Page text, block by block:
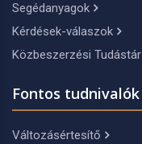
Segédanyagok
Kérdések-válaszok
Közbeszerzési Tudástár
Fontos tudnivalók
Változásértesítő